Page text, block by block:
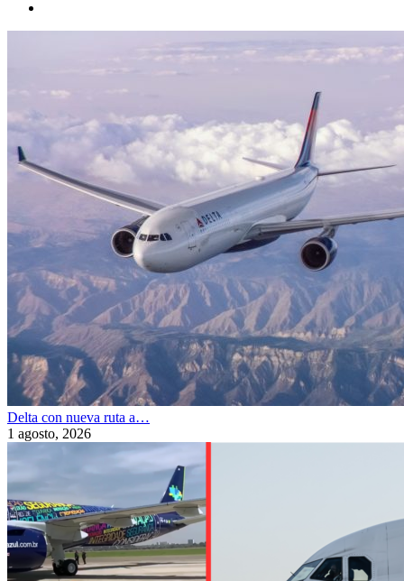
Delta con nueva ruta a…
1 agosto, 2026